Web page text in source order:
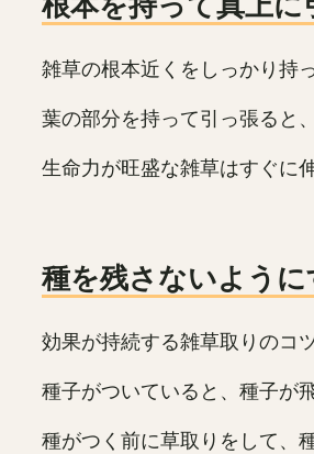
雑草の根本近くをしっかり持
葉の部分を持って引っ張ると
生命力が旺盛な雑草はすぐに
種を残さないように
効果が持続する雑草取りのコ
種子がついていると、種子が
種がつく前に草取りをして、